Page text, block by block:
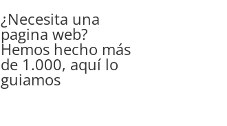
¿Necesita una
pagina web?
Hemos hecho más
de 1.000, aquí lo
guiamos